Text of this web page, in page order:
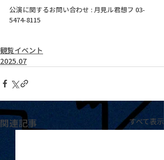
公演に関するお問い合わせ : 月見ル君想フ 03-
5474-8115
観覧イベント
2025.07
関連記事 すべて表示